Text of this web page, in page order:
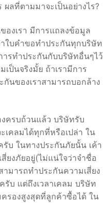
ผลที่ตามมาจะเป็นอย่างไร?
องเรา มีการแถลงข้อมูล
าใบคำขอทำประกันทุกบริษัท
รทำประกันกับบริษัทอื่นๆไว้
เป็นจริงมั้ย ถ้าเรามีการ
นของเราสามารถบอกล้าง
งครบถ้วนแล้ว บริษัทรับ
เคลมได้ทุกที่หรือเปล่า ใน
บ ในทางประกันภัยนั้น เค้า
ยงภัยอยู่(ไม่แน่ใจว่าจำชื่อ
มารถทำประกันความเสี่ยง
รับ แต่ถึงเวลาเคลม บริษัท
รองสูงสุดที่ลูกค้าซื้อได้ ใน